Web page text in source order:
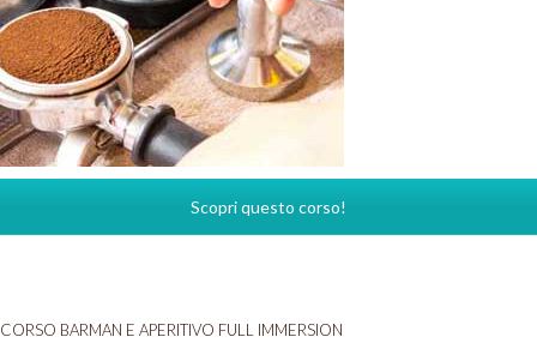
Scopri questo corso!
CORSO BARMAN E APERITIVO FULL IMMERSION